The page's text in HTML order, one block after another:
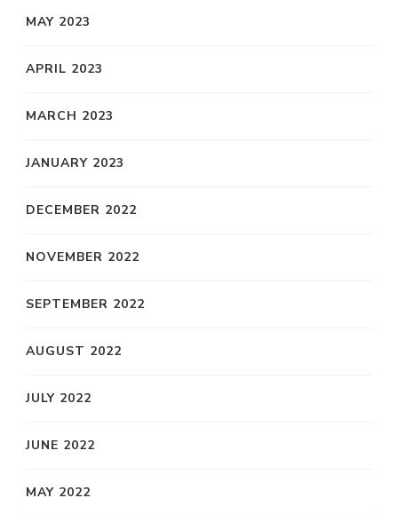
MAY 2023
APRIL 2023
MARCH 2023
JANUARY 2023
DECEMBER 2022
NOVEMBER 2022
SEPTEMBER 2022
AUGUST 2022
JULY 2022
JUNE 2022
MAY 2022